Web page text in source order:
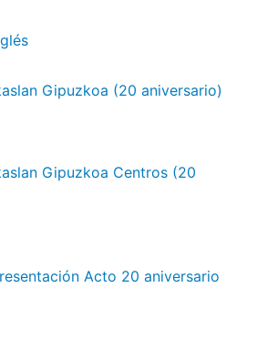
Gipuzkoa (20 aniversario)
Gipuzkoa Centros (20
Acto 20 aniversario